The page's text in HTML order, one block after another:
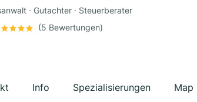
· Gutachter · Steuerberater
(5 Bewertungen)
Info Spezialisierungen Map